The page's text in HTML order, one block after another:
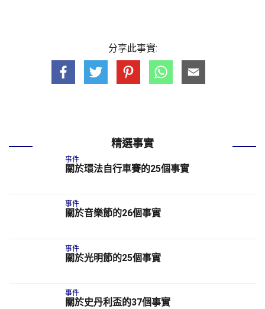
分享此事實:
精選事實
事件
關於環法自行車賽的25個事實
事件
關於音樂節的26個事實
事件
關於光明節的25個事實
事件
關於史丹利盃的37個事實